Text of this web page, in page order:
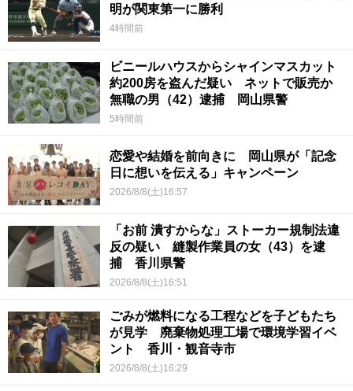
明が関東第一に勝利
4時間前
ビニールハウスからシャインマスカット
約200房を盗んだ疑い ネットで販売か
無職の男（42）逮捕 岡山県警
5時間前
恋愛や結婚を前向きに 岡山県が「記念
日に想いを伝える」キャンペーン
2026/8/8(土)16:57
「お前 潰すからな」ストーカー規制法違
反の疑い 縫製作業員の女（43）を逮
捕 香川県警
2026/8/8(土)16:51
ごみが燃料になる工程などを子どもたち
が見学 廃棄物処理工場で環境学習イベ
ント 香川・観音寺市
2026/8/8(土)16:29